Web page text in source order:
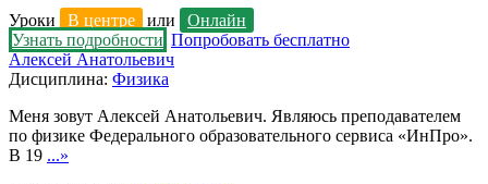
Уроки
В центре или
Онлайн
Узнать подробности Попробовать бесплатно
Алексей Анатольевич
Дисциплина: Физика
Меня зовут Алексей Анатольевич. Являюсь преподавателем
по физике Федерального образовательного сервиса «ИнПро».
В 19 ...»